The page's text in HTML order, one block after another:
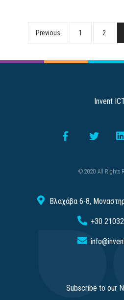
Previous 1 2
Invent
© 2020 All Rights
Βλαχάβα 6-8,
+30
Subscribe to our